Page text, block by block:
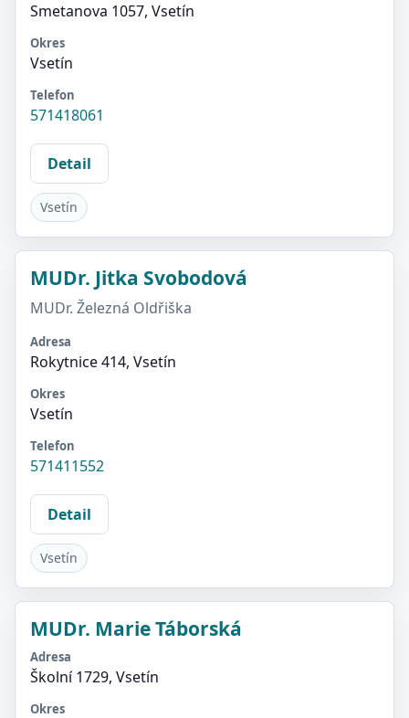
Smetanova 1057, Vsetín
Okres
Vsetín
Telefon
571418061
Detail
Vsetín
MUDr. Jitka Svobodová
MUDr. Železná Oldřiška
Adresa
Rokytnice 414, Vsetín
Okres
Vsetín
Telefon
571411552
Detail
Vsetín
MUDr. Marie Táborská
Adresa
Školní 1729, Vsetín
Okres